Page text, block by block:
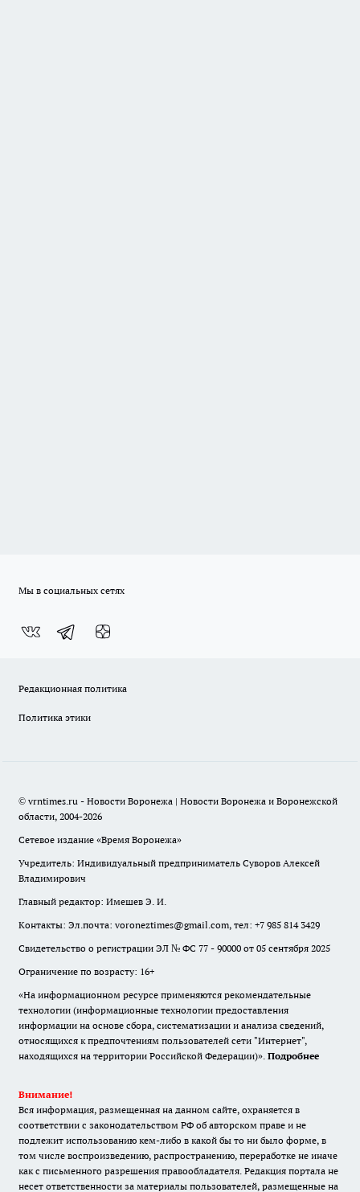
Мы в социальных сетях
Редакционная политика
Политика этики
© vrntimes.ru - Новости Воронежа | Новости Воронежа и Воронежской
области, 2004-2026
Сетевое издание «Время Воронежа»
Учредитель: Индивидуальный предприниматель Суворов Алексей
Владимирович
Главный редактор: Имешев Э. И.
Контакты: Эл.почта: voroneztimes@gmail.com, тел: +7 985 814 3429
Свидетельство о регистрации ЭЛ № ФС 77 - 90000 от 05 сентября 2025
Ограничение по возрасту: 16+
«На информационном ресурсе применяются рекомендательные
технологии (информационные технологии предоставления
информации на основе сбора, систематизации и анализа сведений,
относящихся к предпочтениям пользователей сети "Интернет",
находящихся на территории Российской Федерации)». Подробнее
Внимание!
Вся информация, размещенная на данном сайте, охраняется в
соответствии с законодательством РФ об авторском праве и не
подлежит использованию кем-либо в какой бы то ни было форме, в
том числе воспроизведению, распространению, переработке не иначе
как с письменного разрешения правообладателя. Редакция портала не
несет ответственности за материалы пользователей, размещенные на